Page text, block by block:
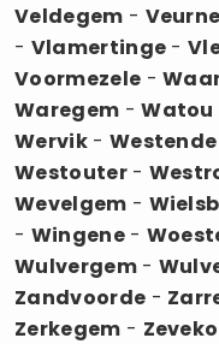
Veldegem - Veurne
- Vlamertinge -
Voormezele -
Waregem -Watou
Wervik- Westende
Westouter-
Wevelgem -
- Wingene-
Wulvergem-
Zandvoorde -
Zerkegem -